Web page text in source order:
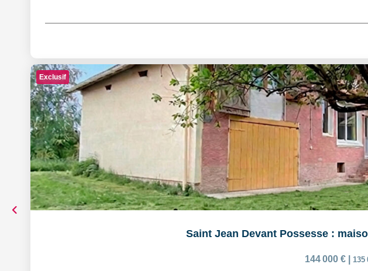
Exclusif
Saint Jean Devant Possesse :
144 000 € 135